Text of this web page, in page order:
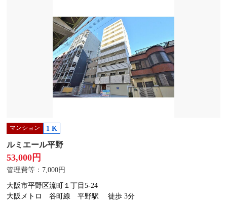
マンション 1 K
ルミエール平野
53,000円
管理費等：7,000円
大阪市平野区流町１丁目5-24
大阪メトロ 谷町線 平野駅 徒歩 3分